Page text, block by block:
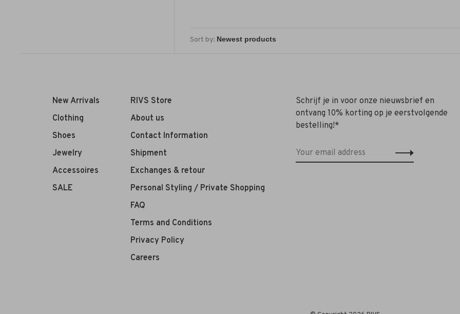
Sort by:
New Arrivals
Clothing
Shoes
Jewelry
Accessoires
SALE
RIVS Store
About us
Contact Information
Shipment
Exchanges & retour
Personal Styling / Private Shopping
FAQ
Terms and Conditions
Privacy Policy
Careers
Schrijf je in voor onze nieuwsbrief en
ontvang 10% korting op je eerstvolgende
bestelling!*